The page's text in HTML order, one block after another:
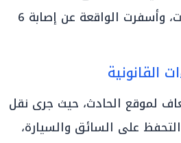
بأشخاص تصادف وجودهم أمام أحد محال المشويات، وأسفرت الواقعة عن إصابة 6
القانونية
لموقع الحادث، حيث جرى نقل
على السائق والسيارة،